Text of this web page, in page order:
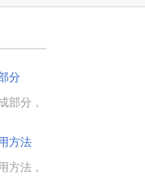
分
部分，
装置
送电线
，一起
方法
方法，